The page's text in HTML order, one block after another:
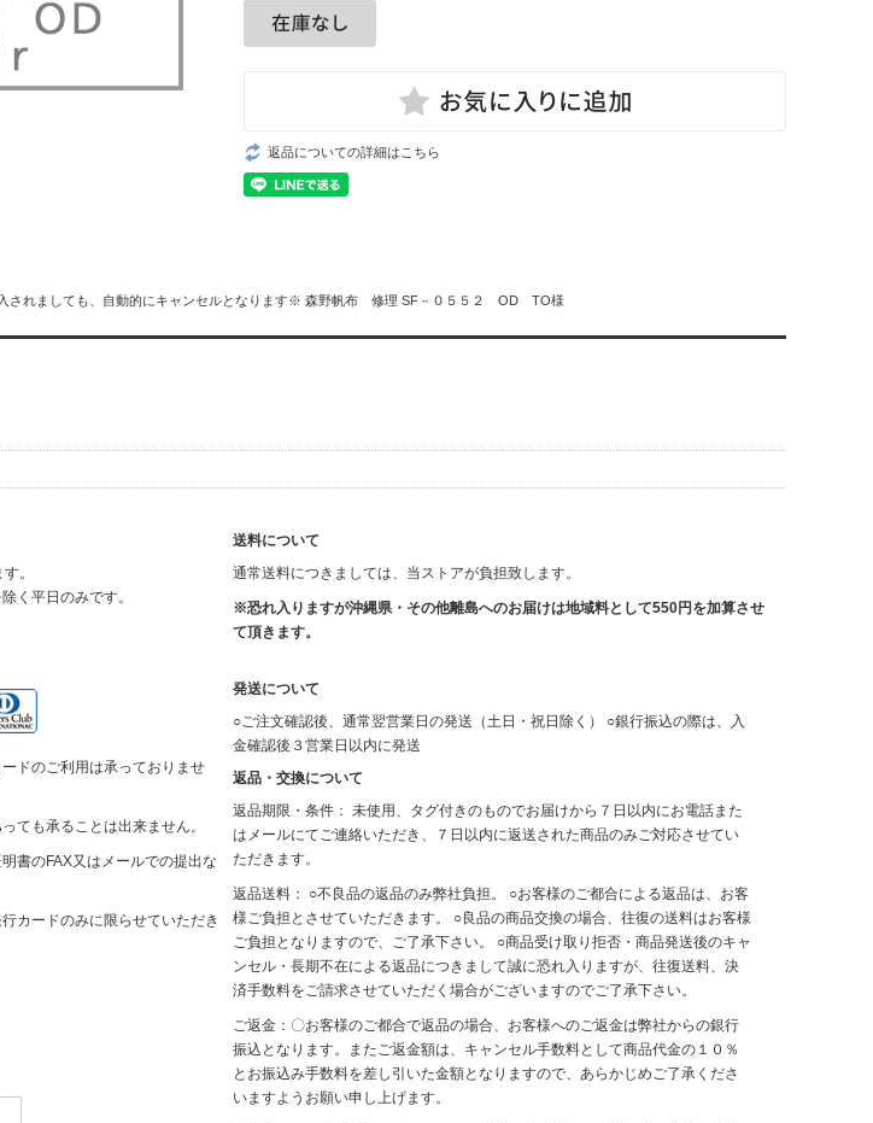
返品についての詳細はこちら
されましても、自動的にキャンセルとなります※ 森野帆布 修理 SF－０５５２ OD TO様
。
く平日のみです。
ドのご利用は承っておりませ
ても承ることは出来ません。
書のFAX又はメールでの提出な
カードのみに限らせていただき
送料について
通常送料につきましては、当ストアが負担致します。
※恐れ入りますが沖縄県・その他離島へのお届けは地域料として550円を加算させ
て頂きます。
発送について
○ご注文確認後、通常翌営業日の発送（土日・祝日除く） ○銀行振込の際は、入
金確認後３営業日以内に発送
返品・交換について
返品期限・条件： 未使用、タグ付きのものでお届けから７日以内にお電話また
はメールにてご連絡いただき、７日以内に返送された商品のみご対応させてい
ただきます。
返品送料： ○不良品の返品のみ弊社負担。 ○お客様のご都合による返品は、お客
様ご負担とさせていただきます。 ○良品の商品交換の場合、往復の送料はお客様
ご負担となりますので、ご了承下さい。 ○商品受け取り拒否・商品発送後のキャ
ンセル・長期不在による返品につきまして誠に恐れ入りますが、往復送料、決
済手数料をご請求させていただく場合がございますのでご了承下さい。
ご返金：〇お客様のご都合で返品の場合、お客様へのご返金は弊社からの銀行
振込となります。またご返金額は、キャンセル手数料として商品代金の１０％
とお振込み手数料を差し引いた金額となりますので、あらかじめご了承くださ
いますようお願い申し上げます。